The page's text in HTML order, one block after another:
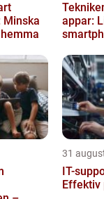
Minska
appar:
31
IT-
Effektiv